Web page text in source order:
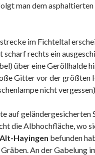
man dem
im Fichteltal
scharf rechts ein
über eine Geröllhalde
Gitter vor der größten
nicht
auf geländergesicherten
die Albhochfläche, wo
Alt-Hayingen befunden
An der Gabelung